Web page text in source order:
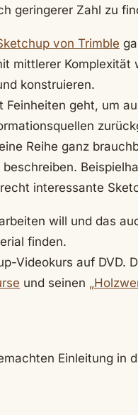
geringerer Zahl zu
von Trimble
mittlerer Komplexität
konstruieren.
geht, um
Reihe ganz
interessante
will und das
finden.
Videokurs auf DVD.
und seinen
Einleitung in